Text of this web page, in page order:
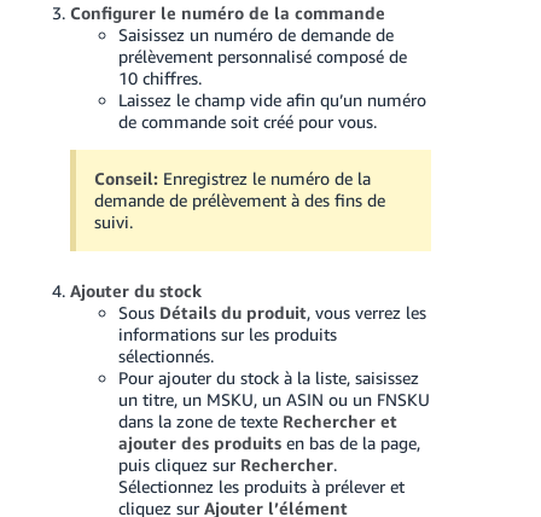
Configurer le numéro de la commande
Saisissez un numéro de demande de
prélèvement personnalisé composé de
10 chiffres.
Laissez le champ vide afin qu’un numéro
de commande soit créé pour vous.
Conseil: Enregistrez le numéro de la
demande de prélèvement à des fins de
suivi.
Ajouter du stock
Sous Détails du produit, vous verrez les
informations sur les produits
sélectionnés.
Pour ajouter du stock à la liste, saisissez
un titre, un MSKU, un ASIN ou un FNSKU
dans la zone de texte Rechercher et
ajouter des produitsen bas de la page,
puis cliquez sur Rechercher.
Sélectionnez les produits à prélever et
cliquez sur Ajouter l’élément